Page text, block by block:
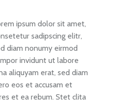
ipsum dolor sit amet,
sadipscing elitr,
diam nonumy eirmod
invidunt ut labore
aliquyam erat, sed diam
eos et accusam et
et ea rebum. Stet clita